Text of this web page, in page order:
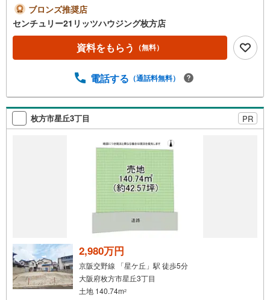
用・税金のご説明住宅ローン・住み替えローン・リフォー
ムローン相談リフォーム費用の目安やお見積り内覧日時の
ご相談もOK対面はもちろん、資料郵送＋オンライン説明も
可能□■まずはお気軽にお問い合わせください■□
ブロンズ推奨店
センチュリー21リッツハウジング枚方店
資料をもらう （無料）
電話する （通話料無料）
枚方市星丘3丁目 PR
2,980万円
京阪交野線 「星ケ丘」駅 徒歩5分
大阪府枚方市星丘3丁目
土地 140.74m2